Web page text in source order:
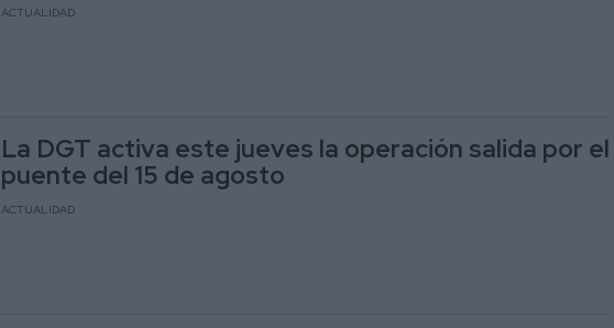
ACTUALIDAD
La DGT activa este jueves la operación salida por el
puente del 15 de agosto
ACTUALIDAD